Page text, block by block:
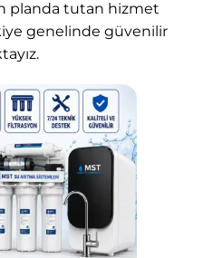
planda tutan hizmet
genelinde güvenilir